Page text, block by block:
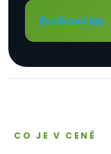
Práškový lak
CO JE V CENĚ